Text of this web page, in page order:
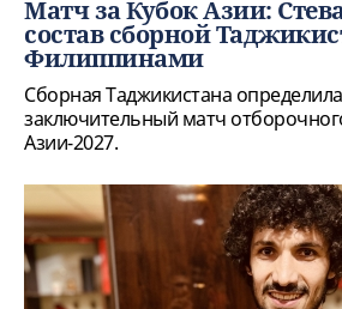
Матч за Кубок Азии:
состав сборной
Филиппинами
Сборная Таджикистана
заключительный матч
Азии-2027.